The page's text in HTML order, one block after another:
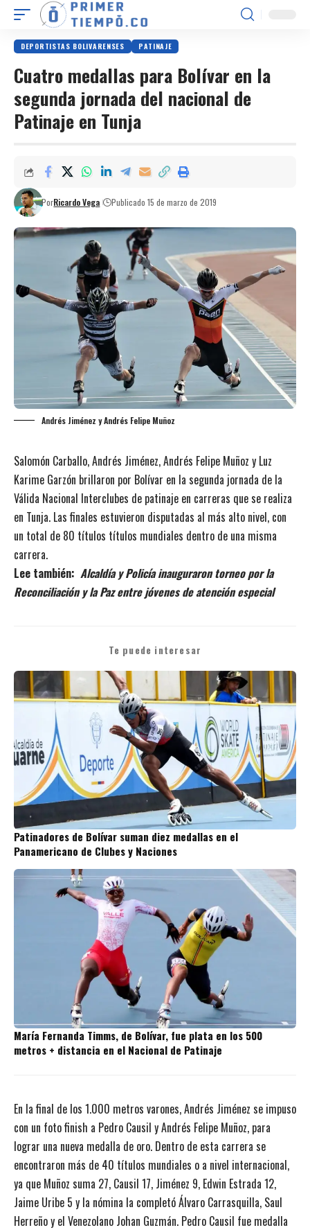
DEPORTISTAS BOLIVARENSES PATINAJE
Cuatro medallas para Bolívar en la
segunda jornada del nacional de
Patinaje en Tunja
PorRicardo Vega Publicado 15 de marzo de 2019
Andrés Jiménez y Andrés Felipe Muñoz
Salomón Carballo, Andrés Jiménez, Andrés Felipe Muñoz y Luz
Karime Garzón brillaron por Bolívar en la segunda jornada de la
Válida Nacional Interclubes de patinaje en carreras que se realiza
en Tunja. Las finales estuvieron disputadas al más alto nivel, con
un total de 80 títulos títulos mundiales dentro de una misma
carrera.
Lee también: Alcaldía y Policía inauguraron torneo por la
Reconciliación y la Paz entre jóvenes de atención especial
Te puede interesar
Patinadores de Bolívar suman diez medallas en el
Panamericano de Clubes y Naciones
María Fernanda Timms, de Bolívar, fue plata en los 500
metros + distancia en el Nacional de Patinaje
En la final de los 1.000 metros varones, Andrés Jiménez se impuso
con un foto finish a Pedro Causil y Andrés Felipe Muñoz, para
lograr una nueva medalla de oro. Dentro de esta carrera se
encontraron más de 40 títulos mundiales o a nivel internacional,
ya que Muñoz suma 27, Causil 17, Jiménez 9, Edwin Estrada 12,
Jaime Uribe 5 y la nómina la completó Álvaro Carrasquilla, Saul
Herreño y el Venezolano Johan Guzmán. Pedro Causil fue medalla